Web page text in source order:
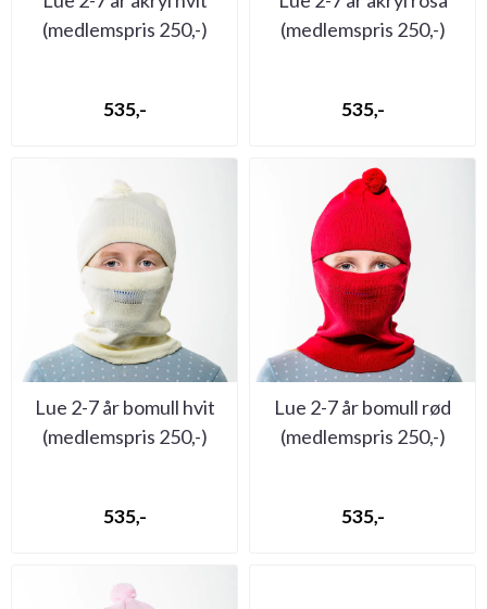
(medlemspris 250,-)
535,-
(medlemspris 250,-)
535,-
Lue 2-7 år bomull hvit
(medlemspris 250,-)
535,-
Lue 2-7 år bomull rød
(medlemspris 250,-)
535,-